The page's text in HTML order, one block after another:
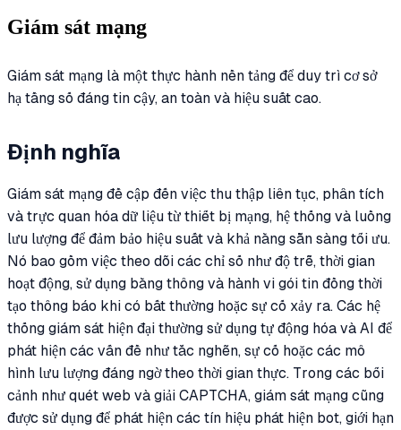
Giám sát mạng
Giám sát mạng là một thực hành nền tảng để duy trì cơ sở
hạ tầng số đáng tin cậy, an toàn và hiệu suất cao.
Định nghĩa
Giám sát mạng đề cập đến việc thu thập liên tục, phân tích
và trực quan hóa dữ liệu từ thiết bị mạng, hệ thống và luồng
lưu lượng để đảm bảo hiệu suất và khả năng sẵn sàng tối ưu.
Nó bao gồm việc theo dõi các chỉ số như độ trễ, thời gian
hoạt động, sử dụng băng thông và hành vi gói tin đồng thời
tạo thông báo khi có bất thường hoặc sự cố xảy ra. Các hệ
thống giám sát hiện đại thường sử dụng tự động hóa và AI để
phát hiện các vấn đề như tắc nghẽn, sự cố hoặc các mô
hình lưu lượng đáng ngờ theo thời gian thực. Trong các bối
cảnh như quét web và giải CAPTCHA, giám sát mạng cũng
được sử dụng để phát hiện các tín hiệu phát hiện bot, giới hạn